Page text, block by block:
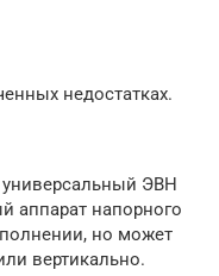
недостатках.
универсальный ЭВН
аппарат напорного
но может
вертикально.